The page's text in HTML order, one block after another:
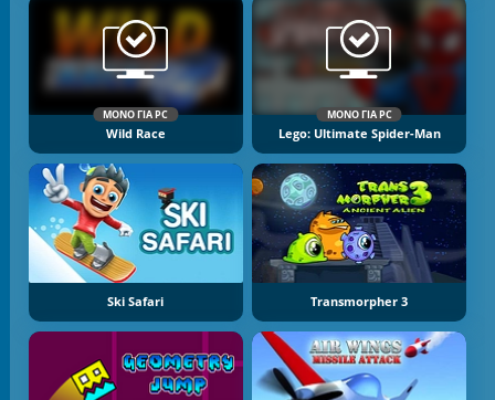
ΜΌΝΟ ΓΙΑ PC
Wild Race
ΜΌΝΟ ΓΙΑ PC
Lego: Ultimate Spider-Man
Ski Safari Transmorpher 3